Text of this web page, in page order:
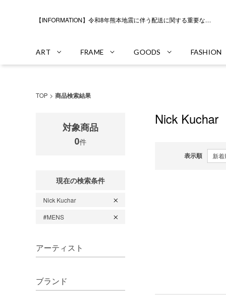
【INFORMATION】令和8年熊本地震に伴う配送に関する重要なお知らせ
ART FRAME GOODS FASHION
TOP 商品検索結果
対象商品
0件
現在の検索条件
Nick Kuchar
#MENS
アーティスト
ブランド
Nick Kuchar
表示順